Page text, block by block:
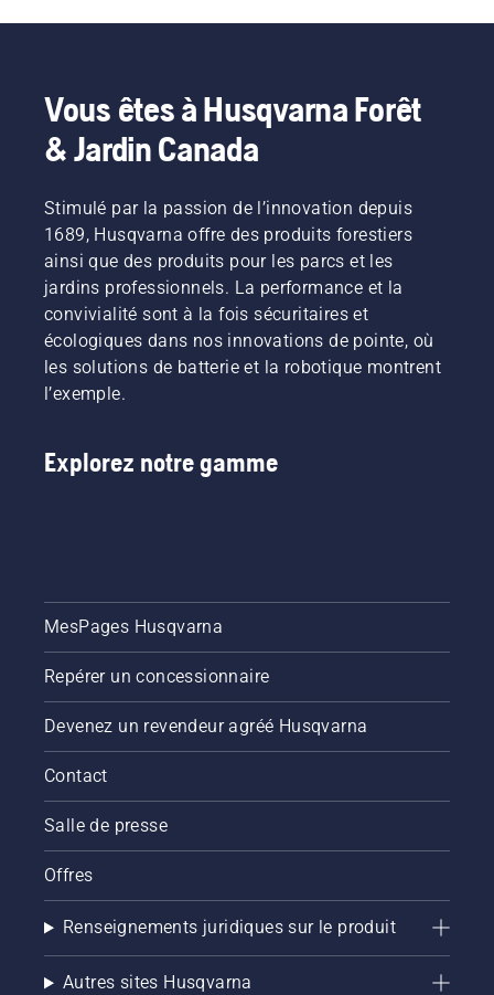
Vous êtes à Husqvarna Forêt
& Jardin Canada
Stimulé par la passion de l’innovation depuis
1689, Husqvarna offre des produits forestiers
ainsi que des produits pour les parcs et les
jardins professionnels. La performance et la
convivialité sont à la fois sécuritaires et
écologiques dans nos innovations de pointe, où
les solutions de batterie et la robotique montrent
l’exemple.
Explorez notre gamme
MesPages Husqvarna
Repérer un concessionnaire
Devenez un revendeur agréé Husqvarna
Contact
Salle de presse
Offres
Renseignements juridiques sur le produit
Autres sites Husqvarna